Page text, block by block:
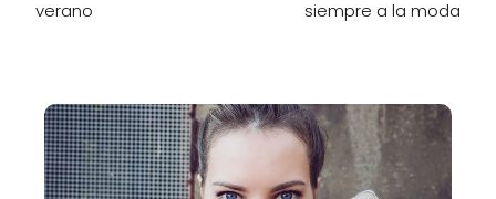
verano
siempre a la moda